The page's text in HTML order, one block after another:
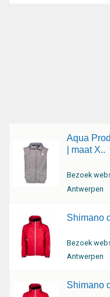
Aqua
| maat X..
Bezoek
Antwerpen
Shimano
Bezoek
Antwerpen
Shimano